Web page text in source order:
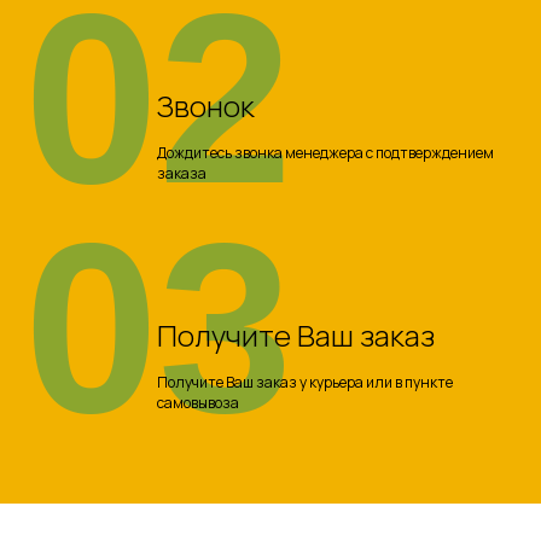
Звонок
Дождитесь звонка менеджера с подтверждением
заказа
02
Получите Ваш заказ
Получите Ваш заказ у курьера или в пункте
самовывоза
03